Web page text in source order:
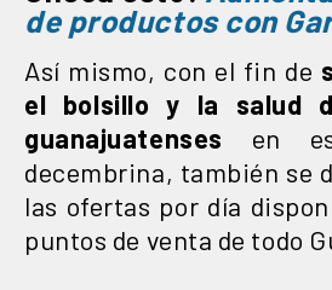
de productos con
Así mismo, con el fin de
el bolsillo y la salud
guanajuatenses en
decembrina, también se
las ofertas por día
puntos de venta de todo